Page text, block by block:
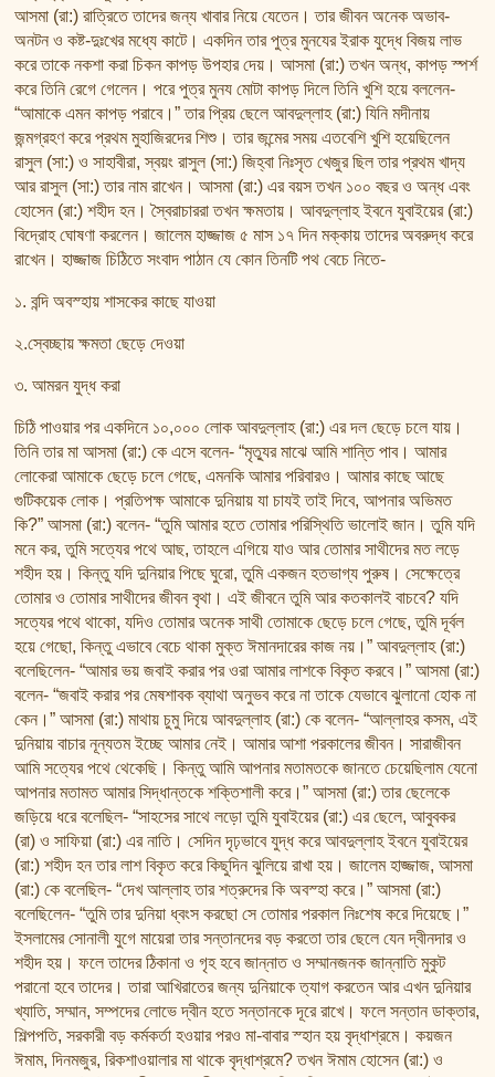
শায়খ আহমদ মুসা জিবরীলের বই সমূহ
আসমা (রা:) রাত্রিতে তাদের জন্য খাবার নিয়ে যেতেন। তার জীবন অনেক অভাব-
অনটন ও কষ্ট-দুঃখের মধ্যে কাটে। একদিন তার পুত্র মুনযের ইরাক যুদ্ধে বিজয় লাভ
করে তাকে নকশা করা চিকন কাপড় উপহার দেয়। আসমা (রা:) তখন অন্ধ, কাপড় স্পর্শ
করে তিনি রেগে গেলেন। পরে পুত্র মুনয মোটা কাপড় দিলে তিনি খুশি হয়ে বললেন-
“আমাকে এমন কাপড় পরাবে।” তার প্রিয় ছেলে আবদুল্লাহ (রা:) যিনি মদীনায়
জন্মগ্রহণ করে প্রথম মুহাজিরদের শিশু। তার জন্মের সময় এতবেশি খুশি হয়েছিলেন
রাসুল (সা:) ও সাহাবীরা, স্বয়ং রাসুল (সা:) জিহ্বা নিঃসৃত খেজুর ছিল তার প্রথম খাদ্য
আর রাসুল (সা:) তার নাম রাখেন। আসমা (রা:) এর বয়স তখন ১০০ বছর ও অন্ধ এবং
হোসেন (রা:) শহীদ হন। স্বৈরাচাররা তখন ক্ষমতায়। আবদুল্লাহ ইবনে যুবাইয়ের (রা:)
বিদ্রোহ ঘোষণা করলেন। জালেম হাজ্জাজ ৫ মাস ১৭ দিন মক্কায় তাদের অবরুদ্ধ করে
রাখেন। হাজ্জাজ চিঠিতে সংবাদ পাঠান যে কোন তিনটি পথ বেচে নিতে-
১. বন্দি অবস্হায় শাসকের কাছে যাওয়া
২.স্বেচ্ছায় ক্ষমতা ছেড়ে দেওয়া
৩. আমরন যুদ্ধ করা
চিঠি পাওয়ার পর একদিনে ১০,০০০ লোক আবদুল্লাহ (রা:) এর দল ছেড়ে চলে যায়।
তিনি তার মা আসমা (রা:) কে এসে বলেন- “মৃত্যুর মাঝে আমি শান্তি পাব। আমার
লোকেরা আমাকে ছেড়ে চলে গেছে, এমনকি আমার পরিবারও। আমার কাছে আছে
গুটিকয়েক লোক। প্রতিপক্ষ আমাকে দুনিয়ায় যা চাযই তাই দিবে, আপনার অভিমত
কি?” আসমা (রা:) বলেন- “তুমি আমার হতে তোমার পরিস্থিতি ভালোই জান। তুমি যদি
মনে কর, তুমি সত্যের পথে আছ, তাহলে এগিয়ে যাও আর তোমার সাথীদের মত লড়ে
শহীদ হয়। কিন্তু যদি দুনিয়ার পিছে ঘুরো, তুমি একজন হতভাগ্য পুরুষ। সেক্ষেত্রে
তোমার ও তোমার সাথীদের জীবন বৃথা। এই জীবনে তুমি আর কতকালই বাচবে? যদি
সত্যের পথে থাকো, যদিও তোমার অনেক সাথী তোমাকে ছেড়ে চলে গেছে, তুমি দূর্বল
হয়ে গেছো, কিন্তু এভাবে বেচে থাকা মুক্ত ঈমানদারের কাজ নয়।” আবদুল্লাহ (রা:)
বলেছিলেন- “আমার ভয় জবাই করার পর ওরা আমার লাশকে বিকৃত করবে।” আসমা (রা:)
বলেন- “জবাই করার পর মেষশাবক ব্যাথা অনুভব করে না তাকে যেভাবে ঝুলানো হোক না
কেন।” আসমা (রা:) মাথায় চুমু দিয়ে আবদুল্লাহ (রা:) কে বলেন- “আল্লাহর কসম, এই
দুনিয়ায় বাচার নূন্যতম ইচ্ছে আমার নেই। আমার আশা পরকালের জীবন। সারাজীবন
আমি সত্যের পথে থেকেছি। কিন্তু আমি আপনার মতামতকে জানতে চেয়েছিলাম যেনো
আপনার মতামত আমার সিদ্ধান্তকে শক্তিশালী করে।” আসমা (রা:) তার ছেলেকে
জড়িয়ে ধরে বলেছিল- “সাহসের সাথে লড়ো তুমি যুবাইয়ের (রা:) এর ছেলে, আবুবকর
(রা) ও সাফিয়া (রা:) এর নাতি। সেদিন দৃঢ়ভাবে যুদ্ধ করে আবদুল্লাহ ইবনে যুবাইয়ের
(রা:) শহীদ হন তার লাশ বিকৃত করে কিছুদিন ঝুলিয়ে রাখা হয়। জালেম হাজ্জাজ, আসমা
(রা:) কে বলেছিল- “দেখ আল্লাহ তার শত্রুদের কি অবস্হা করে।” আসমা (রা:)
বলেছিলেন- “তুমি তার দুনিয়া ধ্বংস করছো সে তোমার পরকাল নিঃশেষ করে দিয়েছে।”
ইসলামের সোনালী যুগে মায়েরা তার সন্তানদের বড় করতো তার ছেলে যেন দ্বীনদার ও
শহীদ হয়। ফলে তাদের ঠিকানা ও গৃহ হবে জান্নাত ও সম্মানজনক জান্নাতি মুকুট
পরানো হবে তাদের। তারা আখিরাতের জন্য দুনিয়াকে ত্যাগ করতেন আর এখন দুনিয়ার
খ্যাতি, সম্মান, সম্পদের লোভে দ্বীন হতে সন্তানকে দূরে রাখে। ফলে সন্তান ডাক্তার,
শিল্পপতি, সরকারী বড় কর্মকর্তা হওয়ার পরও মা-বাবার স্হান হয় বৃদ্ধাশ্রমে। কয়জন
ঈমাম, দিনমজুর, রিকশাওয়ালার মা থাকে বৃদ্ধাশ্রমে? তখন ঈমাম হোসেন (রা:) ও